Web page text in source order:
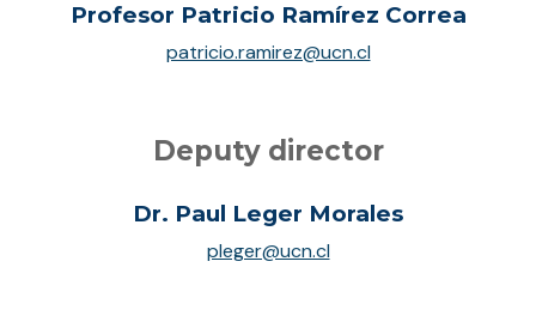
Profesor Patricio Ramírez Correa
patricio.ramirez@ucn.cl
Deputy director
Dr. Paul Leger Morales
pleger@ucn.cl